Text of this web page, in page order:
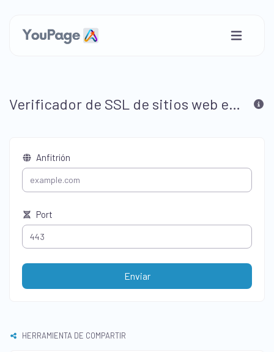
Verificador de SSL de sitios web en línea y gratuito
Anfitrión
Port
Enviar
HERRAMIENTA DE COMPARTIR